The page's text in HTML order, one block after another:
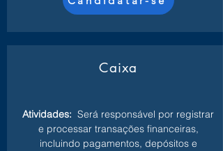
Caixa
Atividades: Será responsável por registrar
e processar transações financeiras,
incluindo pagamentos, depósitos e